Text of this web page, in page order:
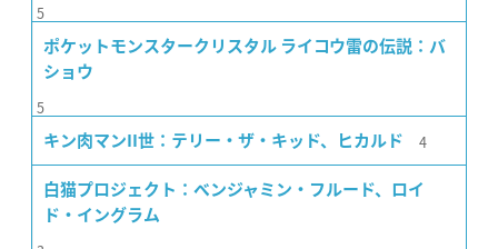
5
ポケットモンスタークリスタル ライコウ雷の伝説：バ
ショウ
5
キン肉マンII世：テリー・ザ・キッド、ヒカルド 4
白猫プロジェクト：ベンジャミン・フルード、ロイ
ド・イングラム